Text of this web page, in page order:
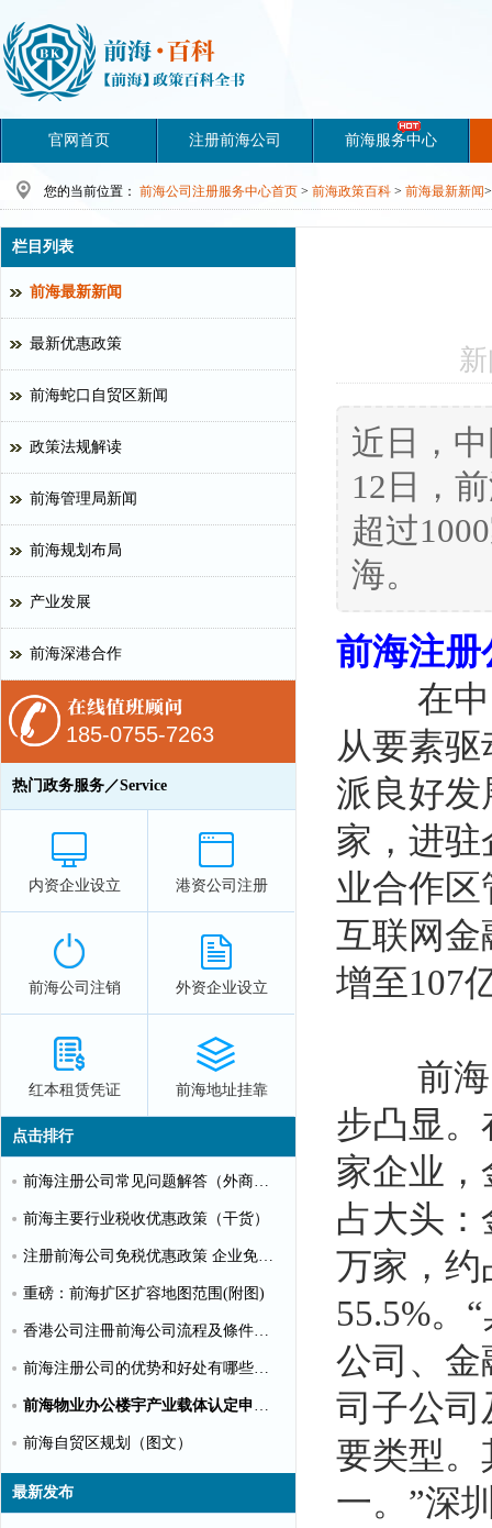
官网首页 注册前海公司 前海服务中心
您的当前位置： 前海公司注册服务中心首页 > 前海政策百科 > 前海最新新闻>
近日，
12日，
超过
海。
前海注册
在中国
从要素
派良好发
家，进驻
业合作
互联网金
增至107
前海的
步凸显。
家企业
占大头：
万家，约
55.5%。
公司、金
司子公司
要类型。
一。”深
栏目列表
前海最新新闻
最新优惠政策
前海蛇口自贸区新闻
政策法规解读
前海管理局新闻
前海规划布局
产业发展
前海深港合作
185-0755-7263
热门政务服务／Service
内资企业设立 港资公司注册
前海公司注销 外资企业设立
红本租赁凭证 前海地址挂靠
点击排行
前海注册公司常见问题解答（外商投资）
前海主要行业税收优惠政策（干货）
注册前海公司免税优惠政策 企业免税10%个人可全免
重磅：前海扩区扩容地图范围(附图)
香港公司注冊前海公司流程及條件【圖文】
前海注册公司的优势和好处有哪些？（推荐）
前海物业办公楼宇产业载体认定申请指南（第一批）
前海自贸区规划（图文）
最新发布